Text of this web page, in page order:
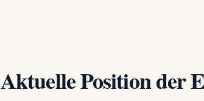
Aktuelle Position der